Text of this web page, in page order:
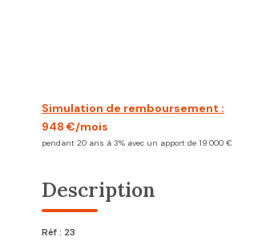
Simulation de remboursement :
948 €/mois
pendant 20 ans à 3% avec un apport de 19 000 €
Description
Réf : 23